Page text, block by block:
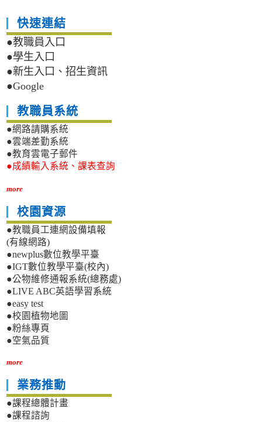
快速連結
●教職員入口
●學生入口
●新生入口、招生資訊
●Google
教職員系統
●網路請購系統
●雲端差勤系統
●教育雲電子郵件
●成績輸入系統、課表查詢
more
校園資源
●教職員工連網設備填報
(有線網路)
●newplus數位教學平臺
●IGT數位教學平臺(校內)
●公物維修通報系統(總務處)
●LIVE ABC英語學習系統
●easy test
●校園植物地圖
●粉絲專頁
●空氣品質
more
業務推動
●課程總體計畫
●課程諮詢